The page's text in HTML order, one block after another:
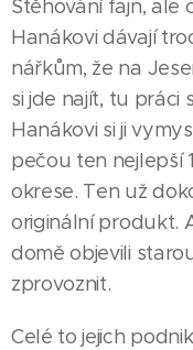
Stěhování fajn, ale
Hanákovi dávají
nářkům, že na
si jde najít, tu práci
Hanákovi si ji
pečou ten nejlepší
okrese. Ten už
originální produkt.
domě objevili
zprovoznit.
Celé to jejich